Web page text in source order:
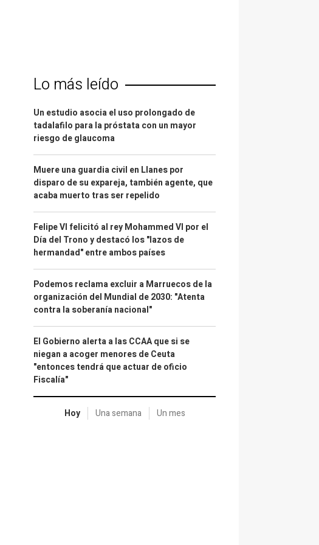
Lo más leído
Un estudio asocia el uso prolongado de
tadalafilo para la próstata con un mayor
riesgo de glaucoma
Muere una guardia civil en Llanes por
disparo de su expareja, también agente, que
acaba muerto tras ser repelido
Felipe VI felicitó al rey Mohammed VI por el
Día del Trono y destacó los "lazos de
hermandad" entre ambos países
Podemos reclama excluir a Marruecos de la
organización del Mundial de 2030: "Atenta
contra la soberanía nacional"
El Gobierno alerta a las CCAA que si se
niegan a acoger menores de Ceuta
"entonces tendrá que actuar de oficio
Fiscalía"
Hoy Una semana Un mes